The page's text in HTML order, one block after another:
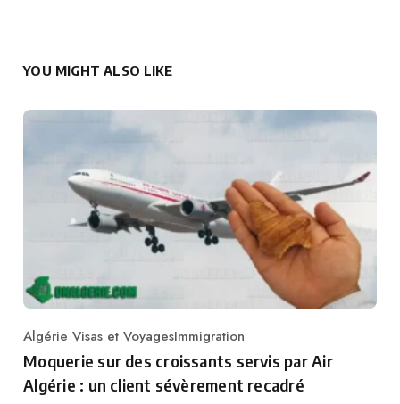
YOU MIGHT ALSO LIKE
Category
Algérie Visas et VoyagesImmigration
Moquerie sur des croissants servis par Air
Algérie : un client sévèrement recadré